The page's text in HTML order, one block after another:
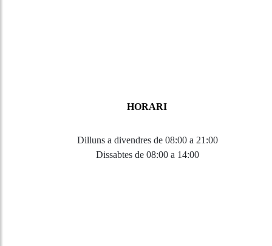
HORARI
Dilluns a divendres de 08:00 a 21:00
Dissabtes de 08:00 a 14:00